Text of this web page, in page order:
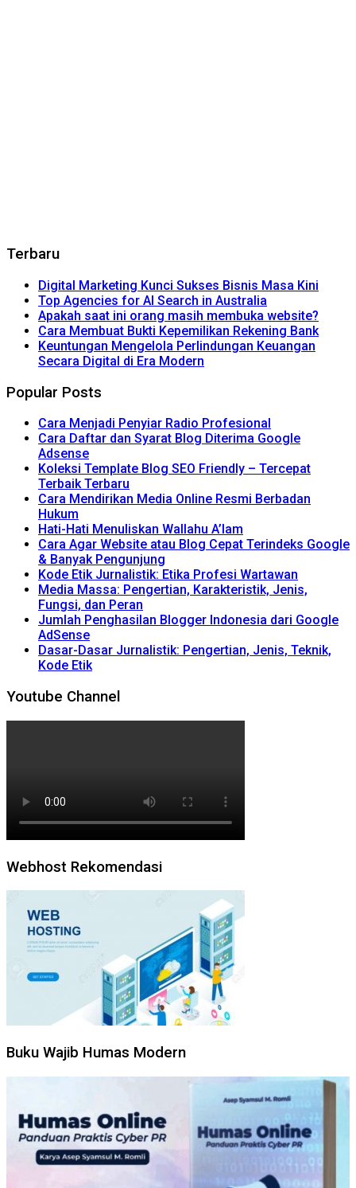
Terbaru
Digital Marketing Kunci Sukses Bisnis Masa Kini
Top Agencies for AI Search in Australia
Apakah saat ini orang masih membuka website?
Cara Membuat Bukti Kepemilikan Rekening Bank
Keuntungan Mengelola Perlindungan Keuangan
Secara Digital di Era Modern
Popular Posts
Cara Menjadi Penyiar Radio Profesional
Cara Daftar dan Syarat Blog Diterima Google
Adsense
Koleksi Template Blog SEO Friendly – Tercepat
Terbaik Terbaru
Cara Mendirikan Media Online Resmi Berbadan
Hukum
Hati-Hati Menuliskan Wallahu A’lam
Cara Agar Website atau Blog Cepat Terindeks Google
& Banyak Pengunjung
Kode Etik Jurnalistik: Etika Profesi Wartawan
Media Massa: Pengertian, Karakteristik, Jenis,
Fungsi, dan Peran
Jumlah Penghasilan Blogger Indonesia dari Google
AdSense
Dasar-Dasar Jurnalistik: Pengertian, Jenis, Teknik,
Kode Etik
Youtube Channel
Webhost Rekomendasi
Buku Wajib Humas Modern